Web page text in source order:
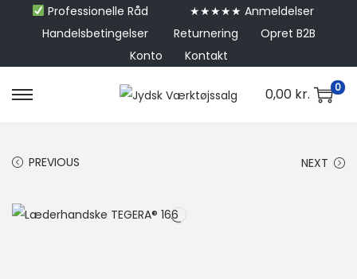
Professionelle Råd
★★★★★ Anmeldelser
Handelsbetingelser
Returnering
Opret B2B
Konto
Kontakt
0,00 kr. 0
PREVIOUS NEXT